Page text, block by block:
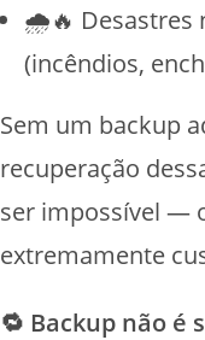
🌧️🔥 Desastres
(incêndios,
Sem um backup
recuperação
ser impossível —
extremamente
🔁 Backup não é